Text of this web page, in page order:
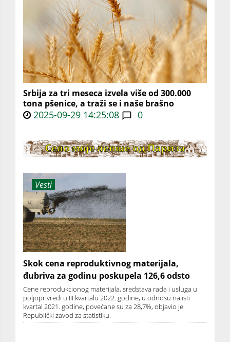
Srbija za tri meseca izvela više od 300.000
tona pšenice, a traži se i naše brašno
2025-09-29 14:25:08 0
Vesti
Skok cena reproduktivnog materijala,
đubriva za godinu poskupela 126,6 odsto
Cene reprodukcionog materijala, sredstava rada i usluga u
poljoprivredi u III kvartalu 2022. godine, u odnosu na isti
kvartal 2021. godine, povećane su za 28,7%, objavio je
Republički zavod za statistiku.